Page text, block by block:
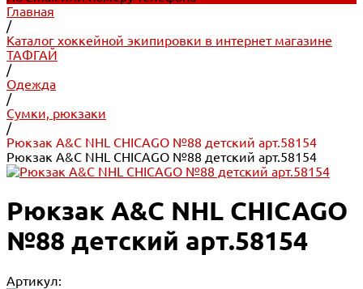
Главная
/
Каталог хоккейной экипировки в интернет магазине
ТАФГАЙ
/
Одежда
/
Сумки, рюкзаки
/
Рюкзак A&C NHL CHICAGO №88 детский арт.58154
Рюкзак A&C NHL CHICAGO №88 детский арт.58154
Рюкзак A&C NHL CHICAGO
№88 детский арт.58154
Артикул: